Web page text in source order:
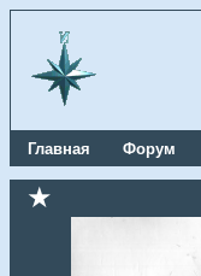
Главная Форум
★